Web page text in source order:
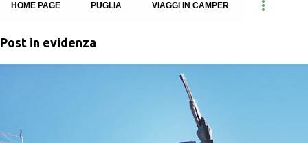
HOME PAGE PUGLIA VIAGGI IN CAMPER
Post in evidenza